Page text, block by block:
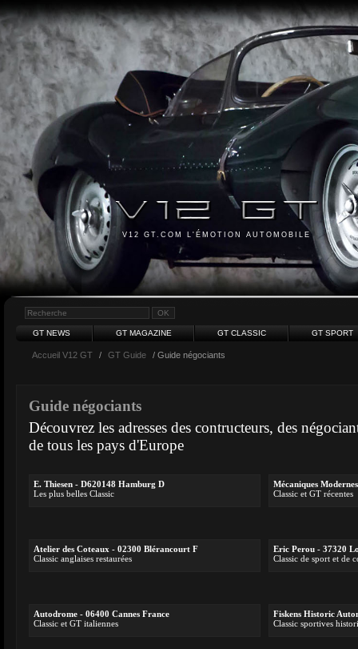
V12 GT.COM L'ÉMOTION AUTOMOBILE
GT NEWS GT MAGAZINE GT CLASSIC GT SPORT
Accueil V12 GT / GT Guide / Guide négociants
Guide négociants
Découvrez les adresses des contructeurs, des
de tous les pays d'Europe
E. Thiesen - D620148 Hamburg D
Les plus belles Classic
Mécaniques
Classic et GT récentes
Atelier des Coteaux - 02300 Blérancourt F
Classic anglaises restaurées
Eric Perou - 37320
Classic de sport et de
Autodrome - 06400 Cannes France
Classic et GT italiennes
Fiskens Historic
Classic sportives